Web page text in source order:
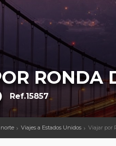
RONDA
Ref.15857
Viajes a Estados Unidos Viajar por